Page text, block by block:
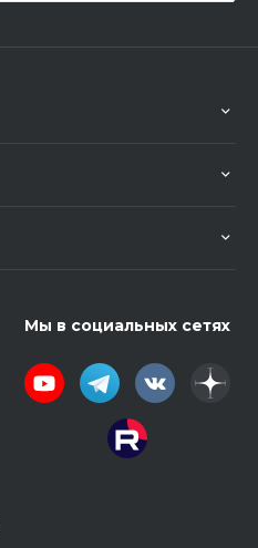
Мы в социальных сетях